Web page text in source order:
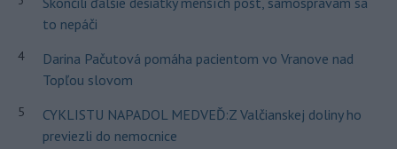
to nepáči
4
Darina Pačutová pomáha pacientom vo Vranove nad
Topľou slovom
5
CYKLISTU NAPADOL MEDVEĎ:Z Valčianskej doliny ho
previezli do nemocnice